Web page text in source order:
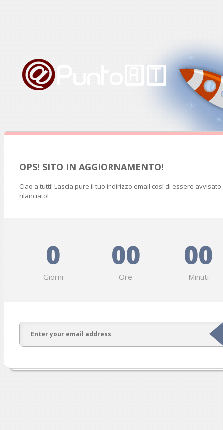
OPS! SITO IN AGGIORNAMENTO!
Ciao a tutti! Lascia pure il tuo indirizzo email così di essere
rilanciato!
0
Giorni
00
Ore
00
Minuti